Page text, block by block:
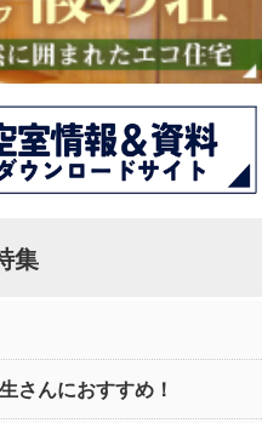
集
さんにおすすめ！